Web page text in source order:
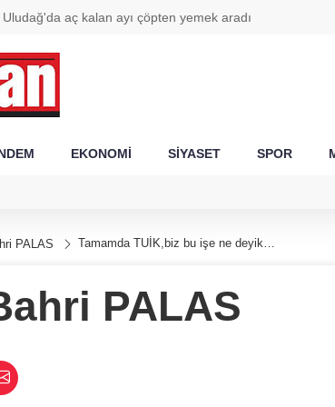
aç kalan ayı çöpten yemek aradı
28,0626
0,0018
EKONOMİ SİYASET SPOR
PALAS Tamamda TUİK,biz bu işe ne deyik…
PALAS